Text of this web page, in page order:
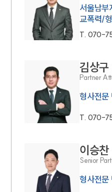
서울남부
교폭력/
T. 070-
김상구
Partner
형사전문
T. 070-
이승찬
Senior
형사전문